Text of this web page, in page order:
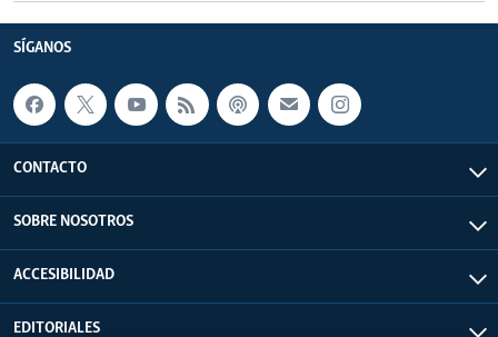
SÍGANOS
CONTACTO
SOBRE NOSOTROS
ACCESIBILIDAD
EDITORIALES